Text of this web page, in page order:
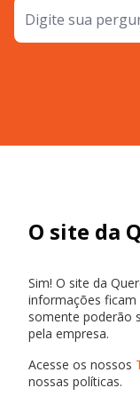
O site da
Sim! O site da
informações ficam
somente poderão
pela empresa.
Acesse os nossos
nossas políticas.